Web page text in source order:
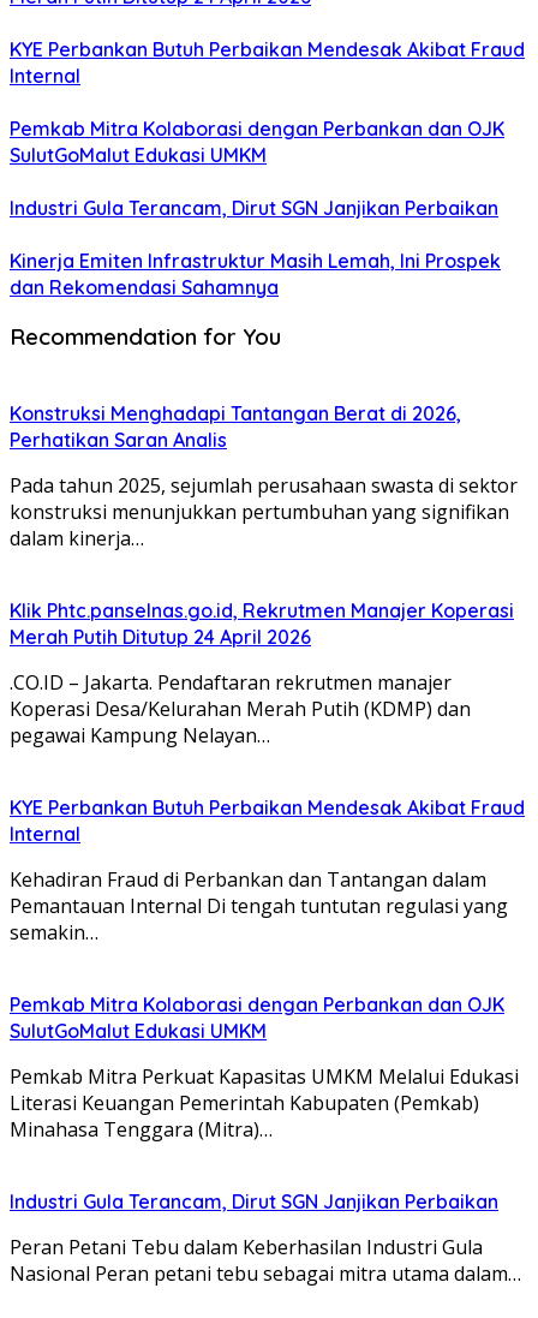
KYE Perbankan Butuh Perbaikan Mendesak Akibat Fraud
Internal
Pemkab Mitra Kolaborasi dengan Perbankan dan OJK
SulutGoMalut Edukasi UMKM
Industri Gula Terancam, Dirut SGN Janjikan Perbaikan
Kinerja Emiten Infrastruktur Masih Lemah, Ini Prospek
dan Rekomendasi Sahamnya
Recommendation for You
Konstruksi Menghadapi Tantangan Berat di 2026,
Perhatikan Saran Analis
Pada tahun 2025, sejumlah perusahaan swasta di sektor
konstruksi menunjukkan pertumbuhan yang signifikan
dalam kinerja…
Klik Phtc.panselnas.go.id, Rekrutmen Manajer Koperasi
Merah Putih Ditutup 24 April 2026
.CO.ID – Jakarta. Pendaftaran rekrutmen manajer
Koperasi Desa/Kelurahan Merah Putih (KDMP) dan
pegawai Kampung Nelayan…
KYE Perbankan Butuh Perbaikan Mendesak Akibat Fraud
Internal
Kehadiran Fraud di Perbankan dan Tantangan dalam
Pemantauan Internal Di tengah tuntutan regulasi yang
semakin…
Pemkab Mitra Kolaborasi dengan Perbankan dan OJK
SulutGoMalut Edukasi UMKM
Pemkab Mitra Perkuat Kapasitas UMKM Melalui Edukasi
Literasi Keuangan Pemerintah Kabupaten (Pemkab)
Minahasa Tenggara (Mitra)…
Industri Gula Terancam, Dirut SGN Janjikan Perbaikan
Peran Petani Tebu dalam Keberhasilan Industri Gula
Nasional Peran petani tebu sebagai mitra utama dalam…